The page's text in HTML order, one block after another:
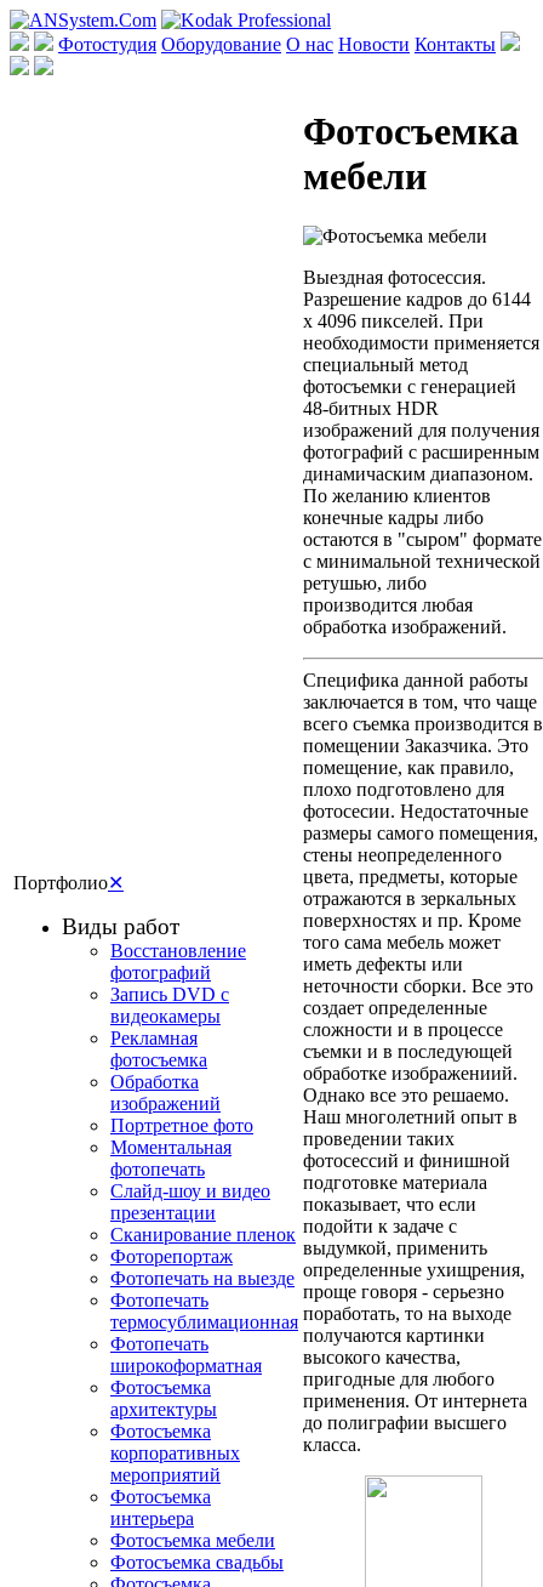
Фотостудия Оборудование О нас Новости Контакты
Фотосъемка
мебели
Выездная фотосессия.
Разрешение кадров до 6144
x 4096 пикселей. При
необходимости применяется
специальный метод
фотосъемки с генерацией
48-битных HDR
изображений для получения
фотографий с расширенным
динамичаским диапазоном.
По желанию клиентов
конечные кадры либо
остаются в "сыром" формате
с минимальной технической
ретушью, либо
производится любая
обработка изображений.
Специфика данной работы
заключается в том, что чаще
всего съемка производится в
помещении Заказчика. Это
помещение, как правило,
плохо подготовлено для
фотосесии. Недостаточные
размеры самого помещения,
стены неопределенного
цвета, предметы, которые
отражаются в зеркальных
поверхностях и пр. Кроме
того сама мебель может
иметь дефекты или
неточности сборки. Все это
создает определенные
сложности и в процессе
съемки и в последующей
обработке изображениий.
Однако все это решаемо.
Наш многолетний опыт в
проведении таких
фотосессий и финишной
подготовке материала
показывает, что если
подойти к задаче с
выдумкой, применить
определенные ухищрения,
проще говоря - серьезно
поработать, то на выходе
получаются картинки
высокого качества,
пригодные для любого
применения. От интернета
до полиграфии высшего
класса.
Портфолио✕
Виды работ
Восстановление
фотографий
Запись DVD с
видеокамеры
Рекламная
фотосъемка
Обработка
изображений
Портретное фото
Моментальная
фотопечать
Слайд-шоу и видео
презентации
Сканирование пленок
Фоторепортаж
Фотопечать на выезде
Фотопечать
термосублимационная
Фотопечать
широкоформатная
Фотосъемка
архитектуры
Фотосъемка
корпоративных
мероприятий
Фотосъемка
интерьера
Фотосъемка мебели
Фотосъемка свадьбы